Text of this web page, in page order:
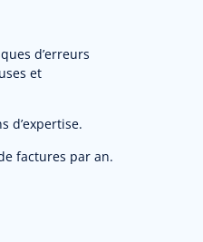
d’erreurs
et
d’expertise.
factures par an.